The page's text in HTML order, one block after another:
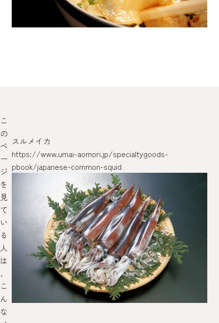
こ
の
ペ
ー
ジ
を
見
て
い
る
人
は
、
こ
ん
な
スルメイカ
https://www.umai-aomori.jp/specialtygoods-
pbook/japanese-common-squid